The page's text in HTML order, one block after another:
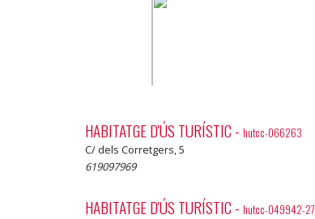
HABITATGE D'ÚS TURÍSTIC- hutcc-066263
C/ dels Corretgers, 5
619097969
HABITATGE D'ÚS TURÍSTIC- hutcc-049942-27